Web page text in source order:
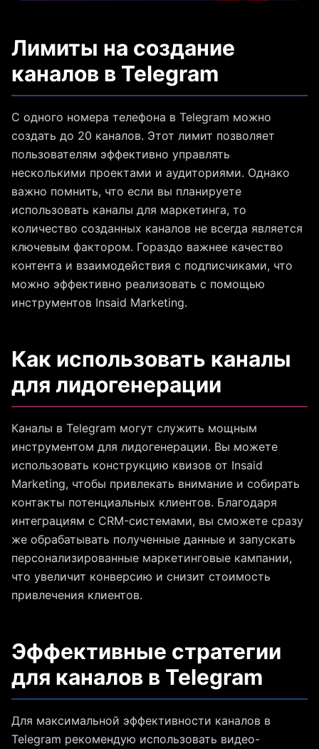
Лимиты на создание
каналов в Telegram
С одного номера телефона в Telegram можно
создать до 20 каналов. Этот лимит позволяет
пользователям эффективно управлять
несколькими проектами и аудиториями. Однако
важно помнить, что если вы планируете
использовать каналы для маркетинга, то
количество созданных каналов не всегда является
ключевым фактором. Гораздо важнее качество
контента и взаимодействия с подписчиками, что
можно эффективно реализовать с помощью
инструментов Insaid Marketing.
Как использовать каналы
для лидогенерации
Каналы в Telegram могут служить мощным
инструментом для лидогенерации. Вы можете
использовать конструкцию квизов от Insaid
Marketing, чтобы привлекать внимание и собирать
контакты потенциальных клиентов. Благодаря
интеграциям с CRM-системами, вы сможете сразу
же обрабатывать полученные данные и запускать
персонализированные маркетинговые кампании,
что увеличит конверсию и снизит стоимость
привлечения клиентов.
Эффективные стратегии
для каналов в Telegram
Для максимальной эффективности каналов в
Telegram рекомендую использовать видео-